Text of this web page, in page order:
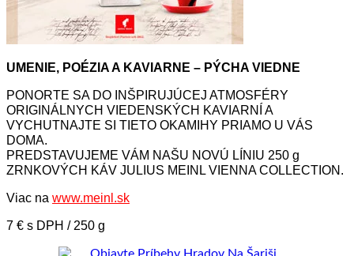
UMENIE, POÉZIA A KAVIARNE – PÝCHA VIEDNE
PONORTE SA DO INŠPIRUJÚCEJ ATMOSFÉRY
ORIGINÁLNYCH VIEDENSKÝCH KAVIARNÍ A
VYCHUTNAJTE SI TIETO OKAMIHY PRIAMO U VÁS
DOMA.
PREDSTAVUJEME VÁM NAŠU NOVÚ LÍNIU 250 g
ZRNKOVÝCH KÁV JULIUS MEINL VIENNA COLLECTION.
Viac na www.meinl.sk
7 € s DPH / 250 g